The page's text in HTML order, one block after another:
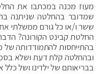
מעוז מכנה במכתבו את
שמדובר בהחלטה שניתנה
ששר ו/או כל גורם ממשלתי
החלטת קבינט ‏הקורונה?
בהתייחסות להתמודדותה של
ובהחלטה קלת דעת ושלא
בבריאותם של ילדינו ושל ‏כלל